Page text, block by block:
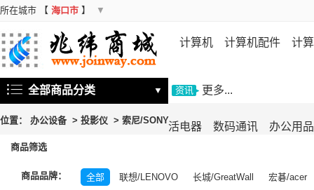
所在城市 【 海口市 】 ▼
计算机 计算机配件 计
机 存储设备
活电器 数码通讯 办公用品
全部商品分类 ▼ 资讯 更多...
位置： 办公设备> 投影仪 > 索尼/SONY
商品筛选
商品品牌： 全部 联想/LENOVO 长城/GreatWall
宏碁/acer